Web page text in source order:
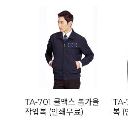
TA-701 쿨맥스 봄가을
작업복 (인쇄무료)
TA-
복 (